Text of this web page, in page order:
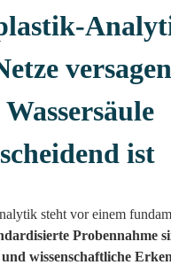
ist
steht vor einem
Probennahme
wissenschaftliche